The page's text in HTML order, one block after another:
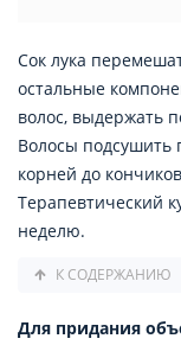
Сок лука
остальные
волос, выдержать
Волосы подсушить
корней до
Терапевтический
неделю.
К СОДЕРЖАНИЮ
Для придания